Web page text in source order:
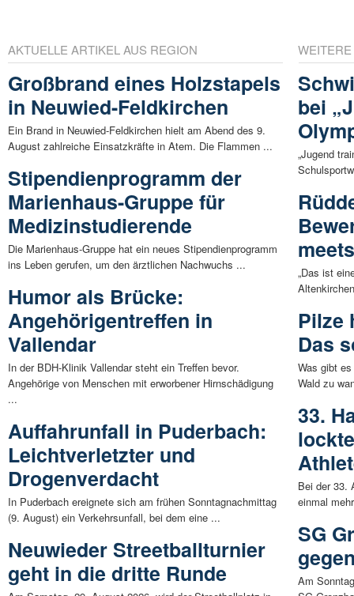
AKTUELLE ARTIKEL AUS REGION
Großbrand eines Holzstapels
in Neuwied-Feldkirchen
Ein Brand in Neuwied-Feldkirchen hielt am Abend des 9.
August zahlreiche Einsatzkräfte in Atem. Die Flammen ...
Stipendienprogramm der
Marienhaus-Gruppe für
Medizinstudierende
Die Marienhaus-Gruppe hat ein neues Stipendienprogramm
ins Leben gerufen, um den ärztlichen Nachwuchs ...
Humor als Brücke:
Angehörigentreffen in
Vallendar
In der BDH-Klinik Vallendar steht ein Treffen bevor.
Angehörige von Menschen mit erworbener Hirnschädigung
...
Auffahrunfall in Puderbach:
Leichtverletzter und
Drogenverdacht
In Puderbach ereignete sich am frühen Sonntagnachmittag
(9. August) ein Verkehrsunfall, bei dem eine ...
Neuwieder Streetballturnier
geht in die dritte Runde
bei
„Jugend
„Das ist
Pilze
Das
Was gibt
Wald zu
33.
Bei der 33.
einmal
SG
Am